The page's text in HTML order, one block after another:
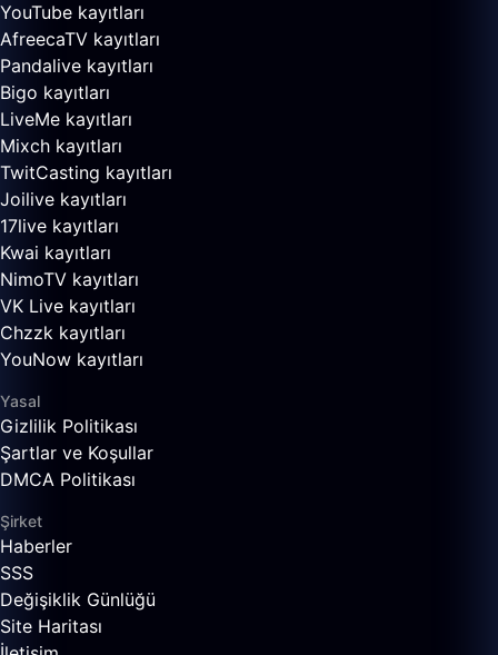
YouTube kayıtları
AfreecaTV kayıtları
Pandalive kayıtları
Bigo kayıtları
LiveMe kayıtları
Mixch kayıtları
TwitCasting kayıtları
Joilive kayıtları
17live kayıtları
Kwai kayıtları
NimoTV kayıtları
VK Live kayıtları
Chzzk kayıtları
YouNow kayıtları
Yasal
Gizlilik Politikası
Şartlar ve Koşullar
DMCA Politikası
Şirket
Haberler
SSS
Değişiklik Günlüğü
Site Haritası